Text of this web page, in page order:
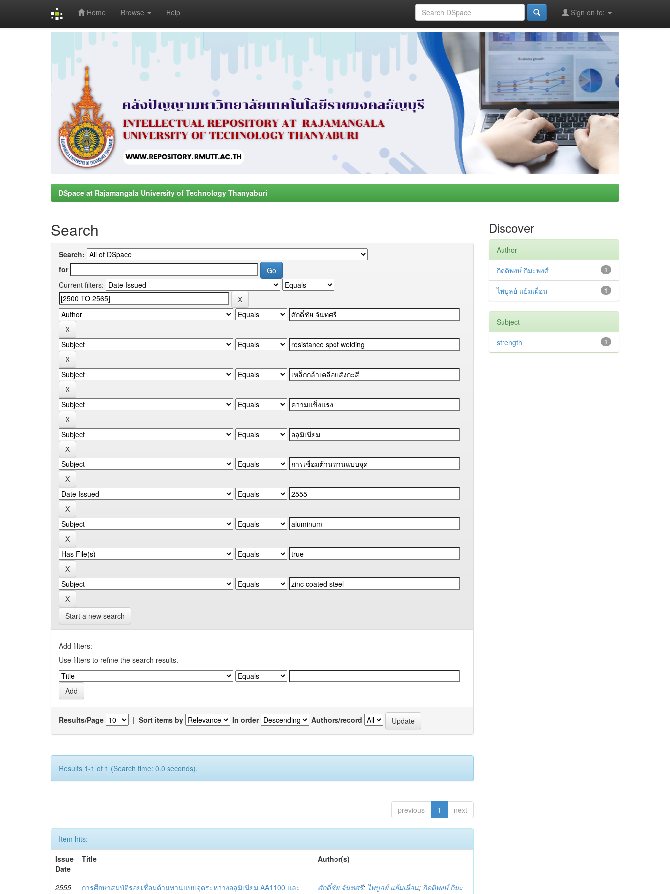
Home Browse Help Sign on to:
DSpace at Rajamangala University of Technology Thanyaburi
Search
Search:
for
Current filters:
Start a new search
Add filters:
Use filters to refine the search results.
Results/Page | Sort items by In order Authors/record
Results 1-1 of 1 (Search time: 0.0 seconds).
previous 1 next
Item hits:
Issue
Date
Title Author(s)
2555
การศึกษาสมบัติรอยเชื่อมต้านทานแบบจุดระหว่างอลูมิเนียม AA1100 และ
ศักดิ์ชัย จันทศรี; ไพบูลย์ แย้มเผื่อน; กิตติพงษ์ กิมะ
Discover
Author
1
กิตติพงษ์ กิมะพงศ์
1
ไพบูลย์ แย้มเผื่อน
Subject
1
strength